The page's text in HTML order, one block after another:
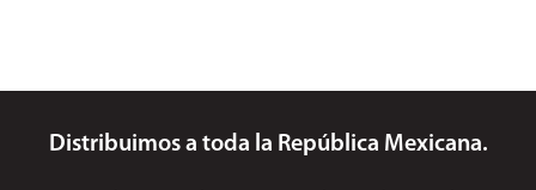
Distribuimos a toda la República Mexicana.